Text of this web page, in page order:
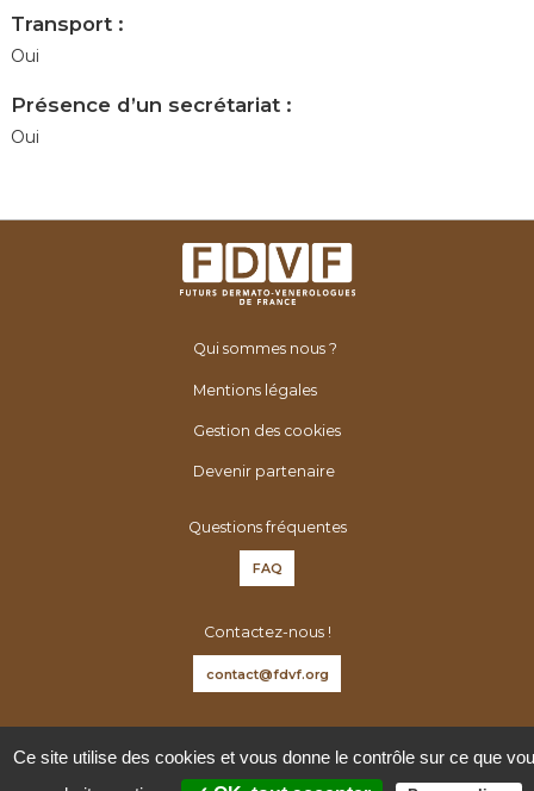
Transport :
Oui
Présence d’un secrétariat :
Oui
Qui sommes nous ?
Mentions légales
Gestion des cookies
Devenir partenaire
Questions fréquentes
FAQ
Contactez-nous !
contact@fdvf.org
Ce site utilise des cookies et vous donne le contrôle sur ce que